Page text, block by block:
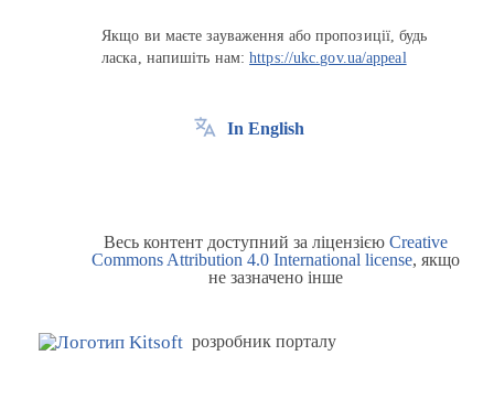
Якщо ви маєте зауваження або пропозиції, будь
ласка, напишіть нам:https://ukc.gov.ua/appeal
In English
Весь контент доступний за ліцензією Creative
Commons Attribution 4.0 International license, якщо
не зазначено інше
розробник порталу